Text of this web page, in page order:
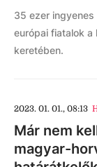
35 ezer
európai fiatalok a
keretében.
2023. 01. 01., 08:13
Már nem
magyar-